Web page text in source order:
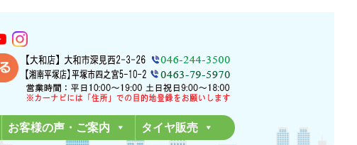
お客様の声・ご案内 タイヤ販売